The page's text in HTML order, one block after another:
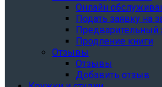
Онлайн
Подать заявку на
Предварительный
Продление книги
Отзывы
Отзывы
Добавить отзыв